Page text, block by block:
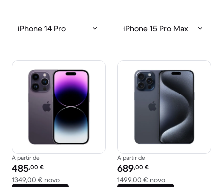
iPhone 14 Pro iPhone 15 Pro Max
A partir de
Preço recondicionado:
485,00 €
1349,00 € novoVersus 1349,00 € novo
A partir de
Preço recondicionado:
689,00 €
1499,00 € novoVersus 1499,00 €